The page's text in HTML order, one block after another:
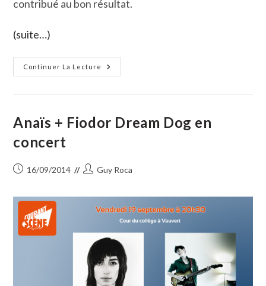
contribué au bon résultat.
(suite…)
Continuer La Lecture
Pharmacien-
Cadenas
Notre
Bonheur…
Anaïs + Fiodor Dream Dog en
concert
Publication
16/09/2014
Auteur/autrice
publication :
Guy Roca